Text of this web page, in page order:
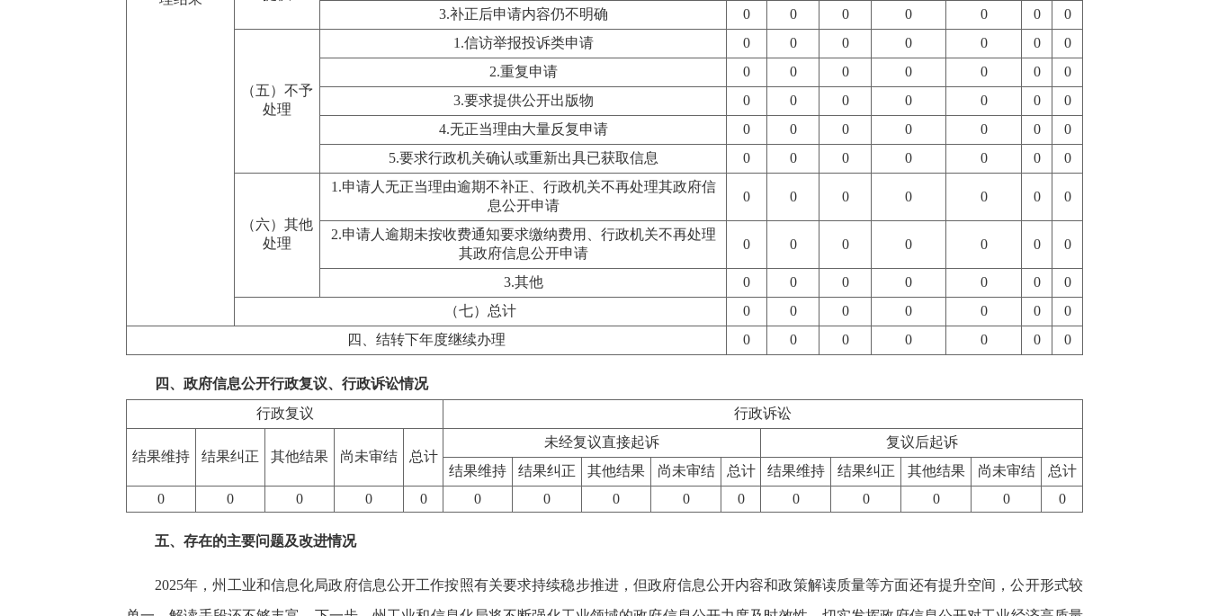
3.补正后申请内容仍不明确
0 0 0 0 0 0 0
（五）不予
处理
1.信访举报投诉类申请 0 0 0 0 0 0
0
2.重复申请
0 0 0 0 0 0
0
3.要求提供公开出版物
0 0 0 0 0 0
0
4.无正当理由大量反复申请
0 0 0 0 0 0
0
5.要求行政机关确认或重新出具已获取信息
0 0 0 0 0 0 0
（六）其他
处理
1.申请人无正当理由逾期不补正、行政机关不再处理其政府信
息公开申请
0 0 0 0 0 0 0
2.申请人逾期未按收费通知要求缴纳费用、行政机关不再处理
其政府信息公开申请
0 0 0 0 0 0 0
3.其他 0 0 0 0 0 0
0
（七）总计
0 0 0 0 0 0
0
四、结转下年度继续办理
0 0 0 0 0 0 0
四、政府信息公开行政复议、行政诉讼情况
行政复议
行政诉讼
结果维持 结果纠正 其他结果 尚未审结 总计
未经复议直接起诉
复议后起诉
结果维持
结果纠正 其他结果 尚未审结 总计 结果维持 结果纠正 其他结果 尚未审结
总计
0
0 0 0 0 0 0 0 0 0 0 0 0 0 0
五、存在的主要问题及改进情况
2025年，州工业和信息化局政府信息公开工作按照有关要求持续稳步推进，但政府信息公开内容和政策解读质量等方面还有提升空间，公开形式较